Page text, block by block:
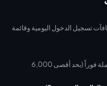
يمنح 5,000 عملة فوراً (بحد أقصى 6,000